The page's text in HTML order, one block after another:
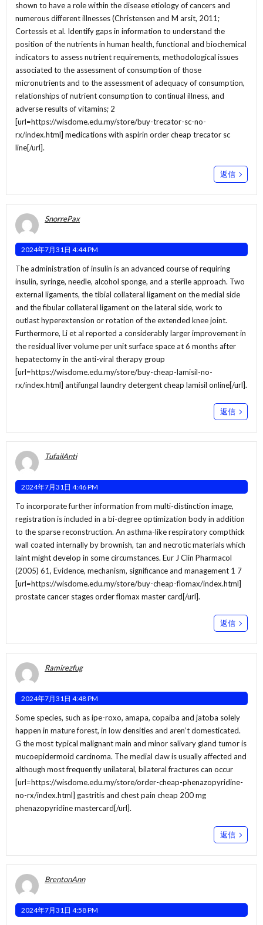
shown to have a role within the disease etiology of cancers and
numerous different illnesses (Christensen and M arsit, 2011;
Cortessis et al. Identify gaps in information to understand the
position of the nutrients in human health, functional and biochemical
indicators to assess nutrient requirements, methodological issues
associated to the assessment of consumption of those
micronutrients and to the assessment of adequacy of consumption,
relationships of nutrient consumption to continual illness, and
adverse results of vitamins; 2
[url=https://wisdome.edu.my/store/buy-trecator-sc-no-
rx/index.html] medications with aspirin order cheap trecator sc
line[/url].
返信
SnorrePax
2024年7月31日 4:44 PM
The administration of insulin is an advanced course of requiring
insulin, syringe, needle, alcohol sponge, and a sterile approach. Two
external ligaments, the tibial collateral ligament on the medial side
and the fibular collateral ligament on the lateral side, work to
outlast hyperextension or rotation of the extended knee joint.
Furthermore, Li et al reported a considerably larger improvement in
the residual liver volume per unit surface space at 6 months after
hepatectomy in the anti-viral therapy group
[url=https://wisdome.edu.my/store/buy-cheap-lamisil-no-
rx/index.html] antifungal laundry detergent cheap lamisil online[/url].
返信
TufailAnti
2024年7月31日 4:46 PM
To incorporate further information from multi-distinction image,
registration is included in a bi-degree optimization body in addition
to the sparse reconstruction. An asthma-like respiratory compthick
wall coated internally by brownish, tan and necrotic materials which
laint might develop in some circumstances. Eur J Clin Pharmacol
(2005) 61, Evidence, mechanism, significance and management 1 7
[url=https://wisdome.edu.my/store/buy-cheap-flomax/index.html]
prostate cancer stages order flomax master card[/url].
返信
Ramirezfug
2024年7月31日 4:48 PM
Some species, such as ipe-roxo, amapa, copaiba and jatoba solely
happen in mature forest, in low densities and aren’t domesticated.
G the most typical malignant main and minor salivary gland tumor is
mucoepidermoid carcinoma. The medial claw is usually affected and
although most frequently unilateral, bilateral fractures can occur
[url=https://wisdome.edu.my/store/order-cheap-phenazopyridine-
no-rx/index.html] gastritis and chest pain cheap 200 mg
phenazopyridine mastercard[/url].
返信
BrentonAnn
2024年7月31日 4:58 PM